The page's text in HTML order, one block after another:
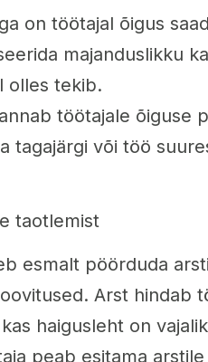
on töötajal õigus
majanduslikku
olles tekib.
töötajale õiguse
tagajärgi või töö
taotlemist
esmalt pöörduda
Arst hindab
haigusleht on
peab esitama arstile